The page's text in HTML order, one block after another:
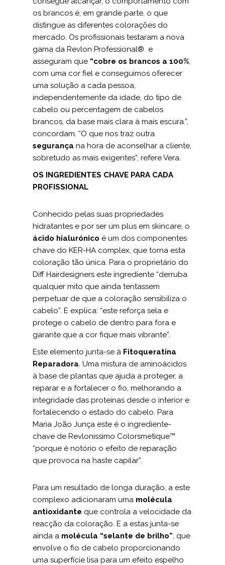
os brancos é, em grande parte, o que
distingue as diferentes colorações do
mercado. Os profissionais testaram a nova
gama da Revlon Professional® e
asseguram que “cobre os brancos a 100%,
com uma cor fiel e conseguimos oferecer
uma solução a cada pessoa,
independentemente da idade, do tipo de
cabelo ou percentagem de cabelos
brancos, da base mais clara à mais escura.”,
concordam. “O que nos traz outra
segurança na hora de aconselhar a cliente,
sobretudo as mais exigentes”, refere Vera.
OS INGREDIENTES CHAVE PARA CADA
PROFISSIONAL
Conhecido pelas suas propriedades
hidratantes e por ser um plus em skincare, o
ácido hialurónico é um dos componentes
chave do KER-HA complex, que torna esta
coloração tão única. Para o proprietário do
Diff Hairdesigners este ingrediente “derruba
qualquer mito que ainda tentassem
perpetuar de que a coloração sensibiliza o
cabelo”. E explica: “este reforça sela e
protege o cabelo de dentro para fora e
garante que a cor fique mais vibrante”.
Este elemento junta-se à Fitoqueratina
Reparadora. Uma mistura de aminoácidos
à base de plantas que ajuda a proteger, a
reparar e a fortalecer o fio, melhorando a
integridade das proteínas desde o interior e
fortalecendo o estado do cabelo. Para
Maria João Junça este é o ingrediente-
chave de Revlonissimo Colorsmetique™
“porque é notório o efeito de reparação
que provoca na haste capilar”.
Para um resultado de longa duração, a este
complexo adicionaram uma molécula
antioxidante que controla a velocidade da
reacção da coloração. E a estas junta-se
ainda a molécula “selante de brilho”, que
envolve o fio de cabelo proporcionando
uma superfície lisa para um efeito espelho